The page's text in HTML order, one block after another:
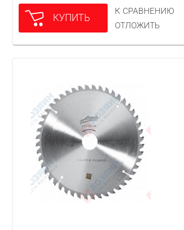
КУПИТЬ
К СРАВНЕНИЮ
ОТЛОЖИТЬ